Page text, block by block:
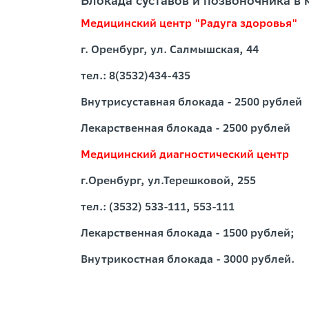
Медицинский центр "Радуга здоровья"
г. Оренбург, ул. Салмышская, 44
тел.: 8(3532)434-435
Внутрисуставная блокада - 2500 рублей
Лекарственная блокада - 2500 рублей
Медицинский диагностический центр
г.Оренбург, ул.Терешковой, 255
тел.: (3532) 533-111, 553-111
Лекарственная блокада - 1500 рублей;
Внутрикостная блокада - 3000 рублей.